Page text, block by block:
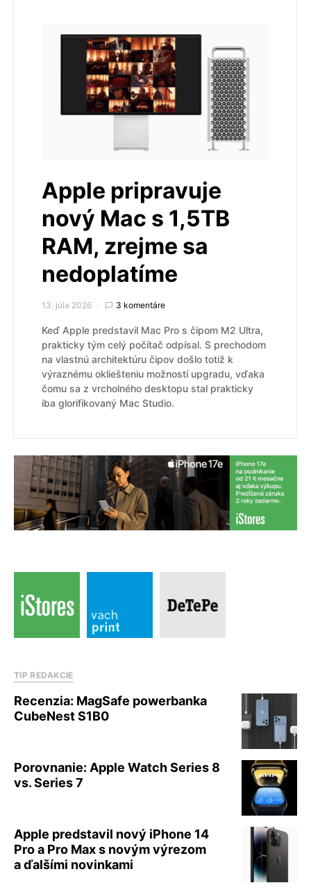
Apple pripravuje
nový Mac s 1,5TB
RAM, zrejme sa
nedoplatíme
13. júla 2026 3 komentáre
Keď Apple predstavil Mac Pro s čipom M2 Ultra,
prakticky tým celý počítač odpísal. S prechodom
na vlastnú architektúru čipov došlo totiž k
výraznému okliešteniu možností upgradu, vďaka
čomu sa z vrcholného desktopu stal prakticky
iba glorifikovaný Mac Studio.
TIP REDAKCIE
Recenzia: MagSafe powerbanka
CubeNest S1B0
Porovnanie: Apple Watch Series 8
vs. Series 7
Apple predstavil nový iPhone 14
Pro a Pro Max s novým výrezom
a ďalšími novinkami